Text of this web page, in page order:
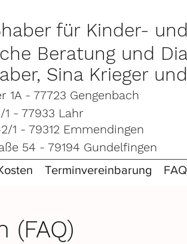
für Kinder-
Beratung und
Sina Krieger
1A - 77723 Gengenbach
1 - 77933 Lahr
42/1 - 79312 Emmendingen
54 - 79194 Gundelfingen
Terminvereinbarung FAQ
(FAQ)